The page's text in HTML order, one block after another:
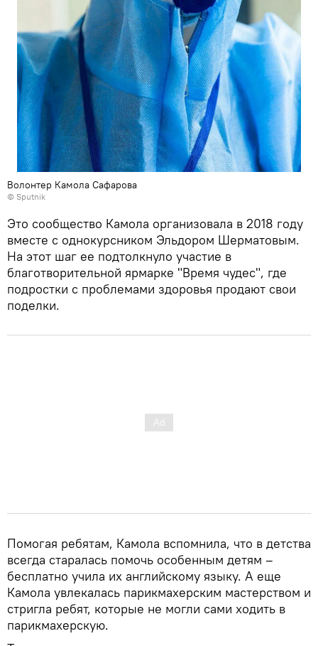
Волонтер Камола Сафарова
© Sputnik
Это сообщество Камола организовала в 2018 году
вместе с однокурсником Эльдором Шерматовым.
На этот шаг ее подтолкнуло участие в
благотворительной ярмарке "Время чудес", где
подростки с проблемами здоровья продают свои
поделки.
Помогая ребятам, Камола вспомнила, что в детства
всегда старалась помочь особенным детям –
бесплатно учила их английскому языку. А еще
Камола увлекалась парикмахерским мастерством и
стригла ребят, которые не могли сами ходить в
парикмахерскую.